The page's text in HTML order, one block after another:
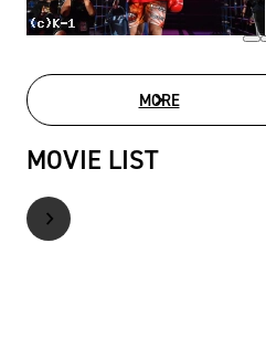
MOREPHOTO GALLERY
MOVIE LIST